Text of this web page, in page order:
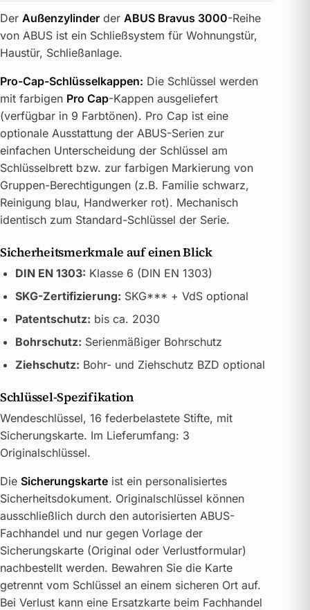
Der Außenzylinder der ABUS Bravus 3000-Reihe
von ABUS ist ein Schließsystem für Wohnungstür,
Haustür, Schließanlage.
Pro-Cap-Schlüsselkappen: Die Schlüssel werden
mit farbigen Pro Cap-Kappen ausgeliefert
(verfügbar in 9 Farbtönen). Pro Cap ist eine
optionale Ausstattung der ABUS-Serien zur
einfachen Unterscheidung der Schlüssel am
Schlüsselbrett bzw. zur farbigen Markierung von
Gruppen-Berechtigungen (z.B. Familie schwarz,
Reinigung blau, Handwerker rot). Mechanisch
identisch zum Standard-Schlüssel der Serie.
Sicherheitsmerkmale auf einen Blick
DIN EN 1303: Klasse 6 (DIN EN 1303)
SKG-Zertifizierung: SKG*** + VdS optional
Patentschutz: bis ca. 2030
Bohrschutz: Serienmäßiger Bohrschutz
Ziehschutz: Bohr- und Ziehschutz BZD optional
Schlüssel-Spezifikation
Wendeschlüssel, 16 federbelastete Stifte, mit
Sicherungskarte. Im Lieferumfang: 3
Originalschlüssel.
Die Sicherungskarte ist ein personalisiertes
Sicherheitsdokument. Originalschlüssel können
ausschließlich durch den autorisierten ABUS-
Fachhandel und nur gegen Vorlage der
Sicherungskarte (Original oder Verlustformular)
nachbestellt werden. Bewahren Sie die Karte
getrennt vom Schlüssel an einem sicheren Ort auf.
Bei Verlust kann eine Ersatzkarte beim Fachhandel